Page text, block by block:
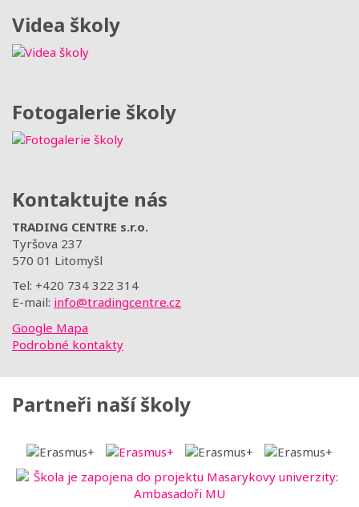
Videa školy
Fotogalerie školy
Kontaktujte nás
TRADING CENTRE s.r.o.
Tyršova 237
570 01 Litomyšl
Tel: +420 734 322 314
E-mail: info@tradingcentre.cz
Google Mapa
Podrobné kontakty
Partneři naší školy